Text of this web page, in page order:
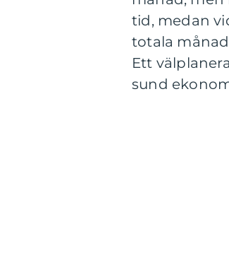
tid, medan
totala
Ett
sund